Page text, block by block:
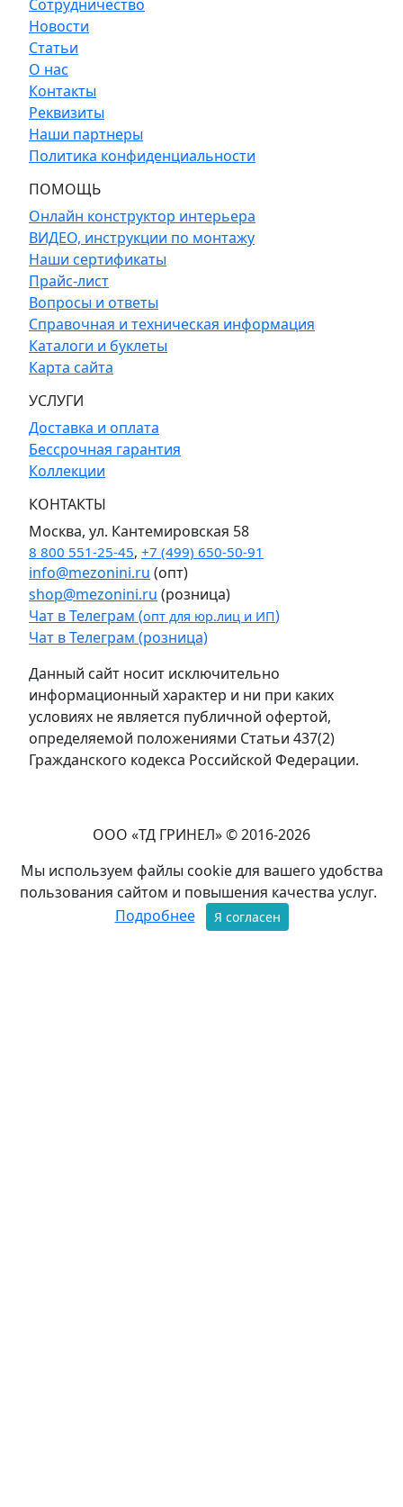
Сотрудничество
Новости
Статьи
О нас
Контакты
Реквизиты
Наши партнеры
Политика конфиденциальности
ПОМОЩЬ
Онлайн конструктор интерьера
ВИДЕО, инструкции по монтажу
Наши сертификаты
Прайс-лист
Вопросы и ответы
Справочная и техническая информация
Каталоги и буклеты
Карта сайта
УСЛУГИ
Доставка и оплата
Бессрочная гарантия
Коллекции
КОНТАКТЫ
Москва, ул. Кантемировская 58
8 800 551-25-45, +7 (499) 650-50-91
info@mezonini.ru (опт)
shop@mezonini.ru (розница)
Чат в Телеграм (опт для юр.лиц и ИП)
Чат в Телеграм (розница)
Данный сайт носит исключительно
информационный характер и ни при каких
условиях не является публичной офертой,
определяемой положениями Статьи 437(2)
Гражданского кодекса Российской Федерации.
ООО «ТД ГРИНЕЛ» © 2016-2026
Мы используем файлы cookie для вашего удобства
пользования сайтом и повышения качества услуг.
Подробнее
Я согласен